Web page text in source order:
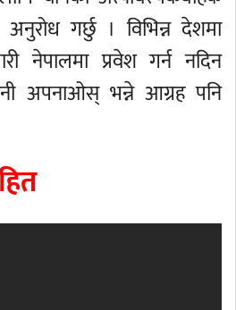
गर्छु । विभिन्न देशमा
नेपालमा प्रवेश गर्न नदिन
अपनाओस् भन्ने आग्रह पनि